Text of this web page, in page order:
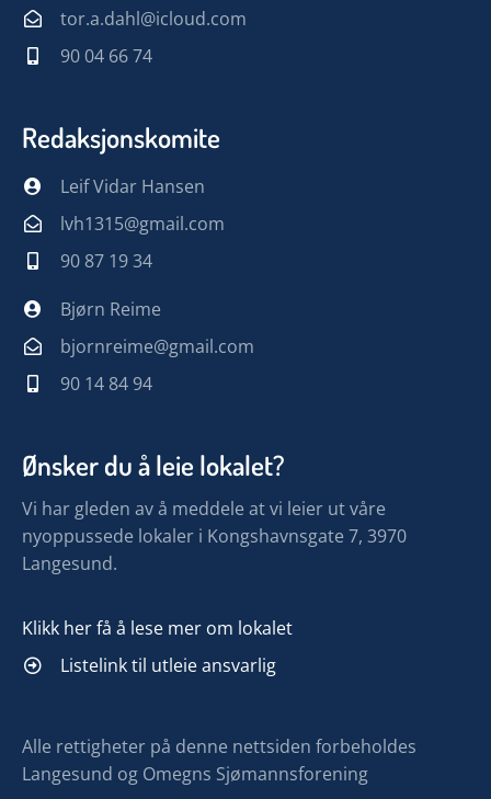
tor.a.dahl@icloud.com
90 04 66 74
Redaksjonskomite
Leif Vidar Hansen
lvh1315@gmail.com
90 87 19 34
Bjørn Reime
bjornreime@gmail.com
90 14 84 94
Ønsker du å leie lokalet?
Vi har gleden av å meddele at vi leier ut våre
nyoppussede lokaler i Kongshavnsgate 7, 3970
Langesund.
Klikk her få å lese mer om lokalet
Listelink til utleie ansvarlig
Alle rettigheter på denne nettsiden forbeholdes
Langesund og Omegns Sjømannsforening